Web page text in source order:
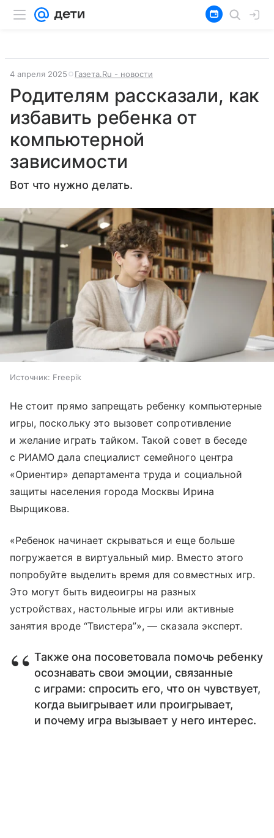
4 апреля 2025 Газета.Ru - новости
Родителям рассказали, как
избавить ребенка от
компьютерной
зависимости
Вот что нужно делать.
Источник: Freepik
Не стоит прямо запрещать ребенку компьютерные
игры, поскольку это вызовет сопротивление
и желание играть тайком. Такой совет в беседе
с РИАМО дала специалист семейного центра
«Ориентир» департамента труда и социальной
защиты населения города Москвы Ирина
Вырщикова.
«Ребенок начинает скрываться и еще больше
погружается в виртуальный мир. Вместо этого
попробуйте выделить время для совместных игр.
Это могут быть видеоигры на разных
устройствах, настольные игры или активные
занятия вроде “Твистера”», — сказала эксперт.
Также она посоветовала помочь ребенку
осознавать свои эмоции, связанные
с играми: спросить его, что он чувствует,
когда выигрывает или проигрывает,
и почему игра вызывает у него интерес.